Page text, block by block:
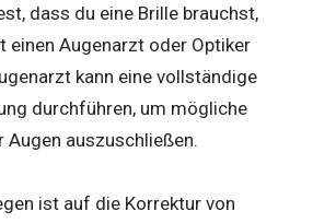
dass du eine Brille brauchst,
einen Augenarzt oder Optiker
kann eine vollständige
durchführen, um mögliche
Augen auszuschließen.
ist auf die Korrektur von